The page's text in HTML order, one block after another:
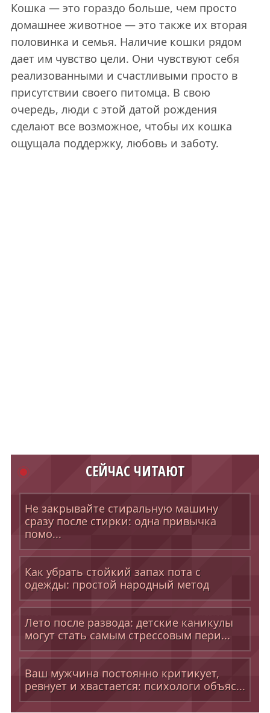
Кошка — это гораздо больше, чем просто
домашнее животное — это также их вторая
половинка и семья. Наличие кошки рядом
дает им чувство цели. Они чувствуют себя
реализованными и счастливыми просто в
присутствии своего питомца. В свою
очередь, люди с этой датой рождения
сделают все возможное, чтобы их кошка
ощущала поддержку, любовь и заботу.
СЕЙЧАС ЧИТАЮТ
Не закрывайте стиральную машину
сразу после стирки: одна привычка
помо...
Как убрать стойкий запах пота с
одежды: простой народный метод
Лето после развода: детские каникулы
могут стать самым стрессовым пери...
Ваш мужчина постоянно критикует,
ревнует и хвастается: психологи объяс...